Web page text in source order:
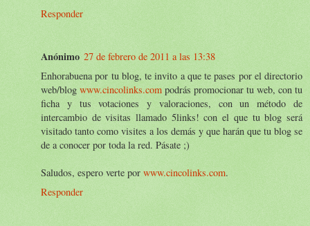
Responder
Anónimo 27 de febrero de 2011 a las 13:38
Enhorabuena por tu blog, te invito a que te pases por el directorio
web/blog www.cincolinks.com podrás promocionar tu web, con tu
ficha y tus votaciones y valoraciones, con un método de
intercambio de visitas llamado 5links! con el que tu blog será
visitado tanto como visites a los demás y que harán que tu blog se
de a conocer por toda la red. Pásate ;)
Saludos, espero verte por www.cincolinks.com.
Responder